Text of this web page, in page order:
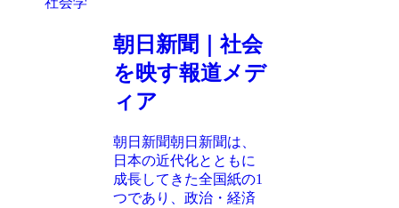
朝日新聞｜社会
を映す報道メデ
ィア
朝日新聞朝日新聞は、
日本の近代化とともに
成長してきた全国紙の1
つであり、政治・経済